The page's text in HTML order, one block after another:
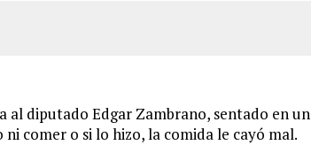
al diputado Edgar Zambrano, sentado en un
comer o si lo hizo, la comida le cayó mal.